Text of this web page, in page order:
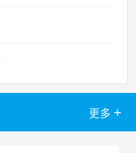
更多 +